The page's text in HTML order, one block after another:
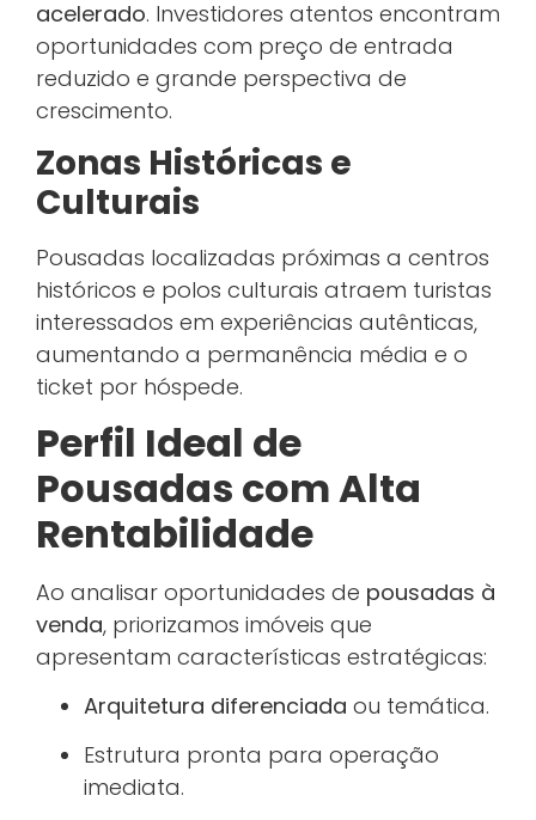
acelerado. Investidores atentos encontram
oportunidades com preço de entrada
reduzido e grande perspectiva de
crescimento.
Zonas Históricas e
Culturais
Pousadas localizadas próximas a centros
históricos e polos culturais atraem turistas
interessados em experiências autênticas,
aumentando a permanência média e o
ticket por hóspede.
Perfil Ideal de
Pousadas com Alta
Rentabilidade
Ao analisar oportunidades de pousadas à
venda, priorizamos imóveis que
apresentam características estratégicas:
Arquitetura diferenciada ou temática.
Estrutura pronta para operação
imediata.